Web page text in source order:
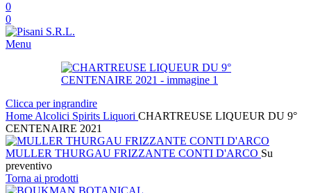
0
0
Menu
Clicca per ingrandire
Home Alcolici Spirits Liquori CHARTREUSE LIQUEUR DU 9°
CENTENAIRE 2021
MULLER THURGAU FRIZZANTE CONTI D'ARCO Su
preventivo
Torna ai prodotti